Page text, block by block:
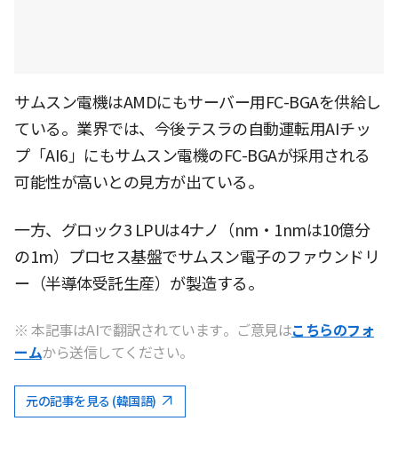
サムスン電機はAMDにもサーバー用FC-BGAを供給し
ている。業界では、今後テスラの自動運転用AIチッ
プ「AI6」にもサムスン電機のFC-BGAが採用される
可能性が高いとの見方が出ている。
一方、グロック3 LPUは4ナノ（nm・1nmは10億分
の1m）プロセス基盤でサムスン電子のファウンドリ
ー（半導体受託生産）が製造する。
※ 本記事はAIで翻訳されています。ご意見はこちらのフォ
ームから送信してください。
元の記事を見る (韓国語)